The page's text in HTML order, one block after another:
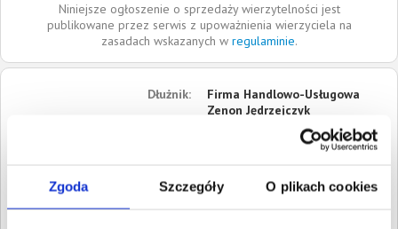
Zgoda Szczegóły O plikach cookies
Niniejsze ogłoszenie o sprzedaży wierzytelności jest
publikowane przez serwis z upoważnienia wierzyciela na
zasadach wskazanych w regulaminie.
Dłużnik:
Firma Handlowo-Usługowa
Zenon Jędrzejczyk
Dolnośląskie